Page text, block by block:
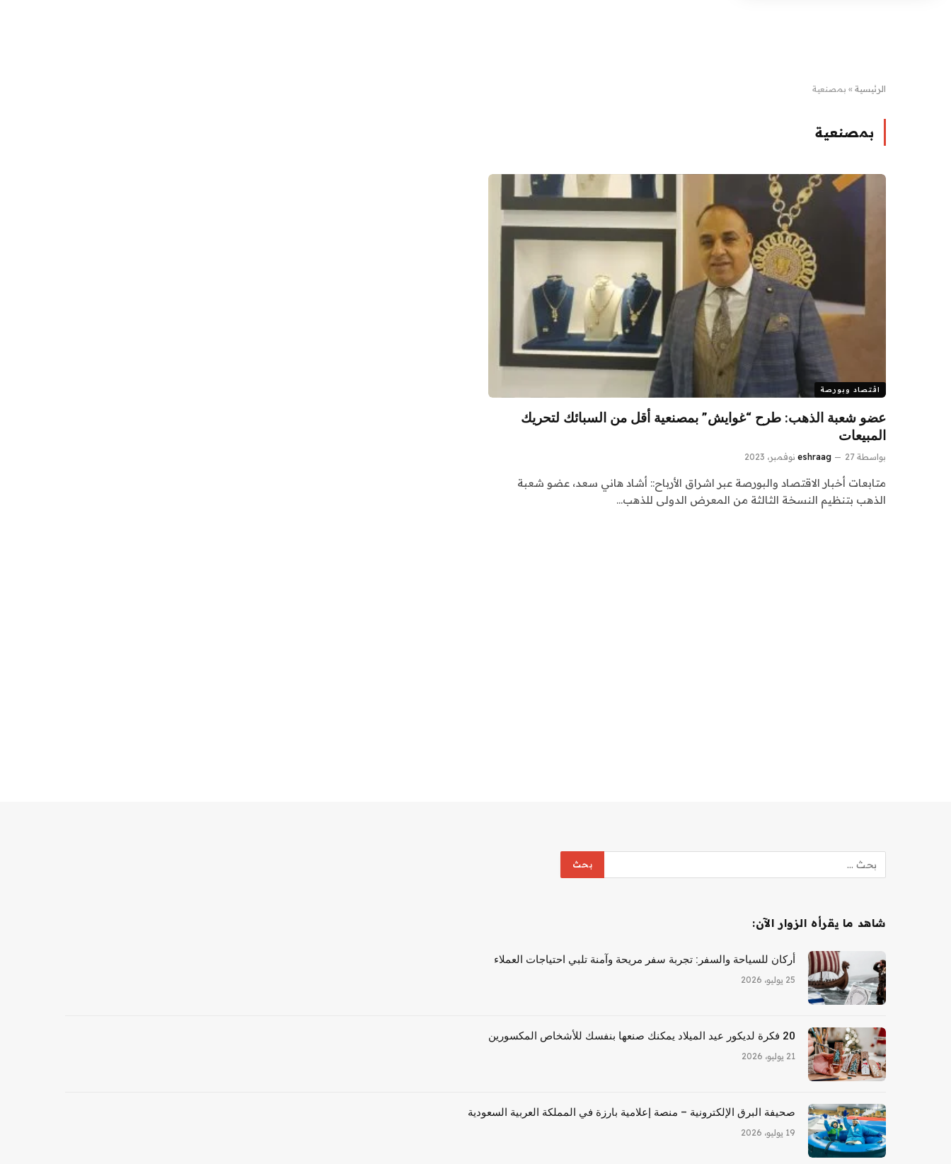
الرئيسية » بمصنعية
بمصنعية
اقتصاد وبورصة
عضو شعبة الذهب: طرح “غوايش” بمصنعية أقل من السبائك لتحريك
المبيعات
بواسطة eshraag 27 نوفمبر، 2023
متابعات أخبار الاقتصاد والبورصة عبر اشراق الأرباح:: أشاد هاني سعد، عضو شعبة
الذهب بتنظيم النسخة الثالثة من المعرض الدولى للذهب…
شاهد ما يقرأه الزوار الآن:
أركان للسياحة والسفر: تجربة سفر مريحة وآمنة تلبي احتياجات العملاء
25 يوليو، 2026
20 فكرة لديكور عيد الميلاد يمكنك صنعها بنفسك للأشخاص المكسورين
21 يوليو، 2026
صحيفة البرق الإلكترونية – منصة إعلامية بارزة في المملكة العربية السعودية
19 يوليو، 2026